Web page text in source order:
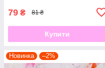
79 ₴ 81 ₴
Купити
Новинка –2%